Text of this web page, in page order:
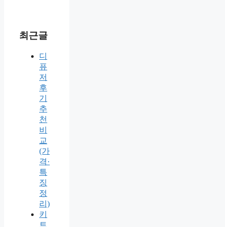
최근글
디
퓨
저
후
기
추
천
비
교
(가
격·
특
징
정
리)
키
트